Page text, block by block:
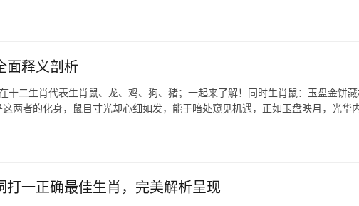
面释义剖析
十二生肖代表生肖鼠、龙、鸡、狗、猪；一起来了解！同时生肖鼠：玉盘金饼藏
两者的化身，鼠目寸光却心细如发，能于暗处窥见机遇，正如玉盘映月，光华
一正确最佳生肖，完美解析呈现